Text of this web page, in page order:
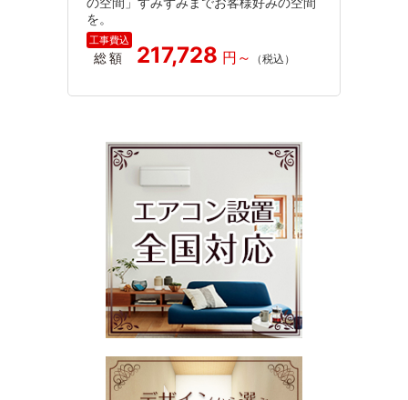
を。
総額 217,728